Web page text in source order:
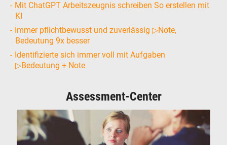
Mit ChatGPT Arbeitszeugnis schreiben So erstellen mit
KI
Immer pflichtbewusst und zuverlässig ▷Note,
Bedeutung 9x besser
Identifizierte sich immer voll mit Aufgaben
▷Bedeutung + Note
Assessment-Center